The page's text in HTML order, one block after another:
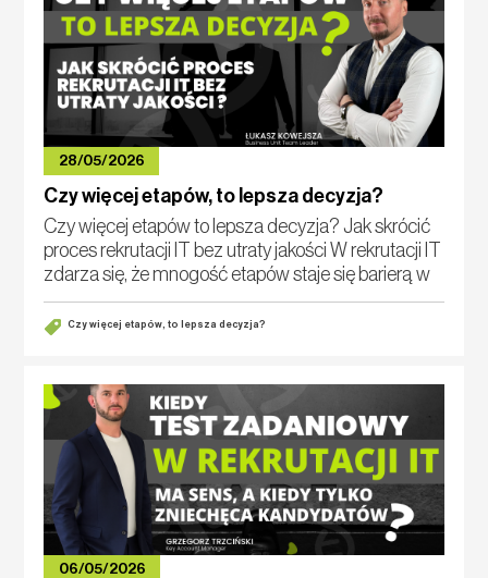
28/05/2026
Czy więcej etapów, to lepsza decyzja?
Czy więcej etapów to lepsza decyzja? Jak skrócić
proces rekrutacji IT bez utraty jakości W rekrutacji IT
zdarza się, że mnogość etapów staje się barierą w
znalezieniu odpowiedniej osoby w optymalnym
czasie. Najpierw o
Czy więcej etapów, to lepsza decyzja?
06/05/2026